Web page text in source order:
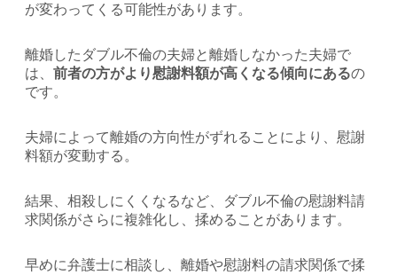
が変わってくる可能性があります。
離婚したダブル不倫の夫婦と離婚しなかった夫婦で
は、 前者の方がより慰謝料額が高くなる傾向にあるの
です。
夫婦によって離婚の方向性がずれることにより、慰謝
料額が変動する。
結果、相殺しにくくなるなど、ダブル不倫の慰謝料請
求関係がさらに複雑化し、揉めることがあります。
早めに弁護士に相談し、離婚や慰謝料の請求関係で揉